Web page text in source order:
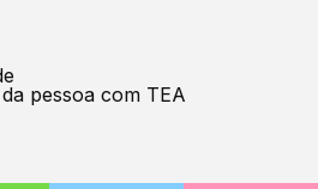
pessoa com TEA